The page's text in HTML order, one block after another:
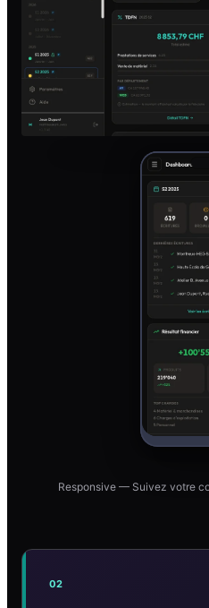
Responsive — Suivez votre
02